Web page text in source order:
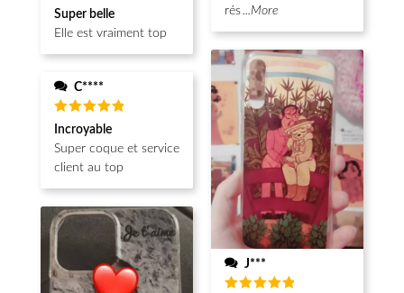
Note 5
sur 5
Super belle
Elle est vraiment top
C****
Note5
sur 5
Incroyable
Super coque et service
client au top
rés ...More
J***